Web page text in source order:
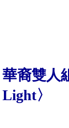
華裔雙人
Light〉